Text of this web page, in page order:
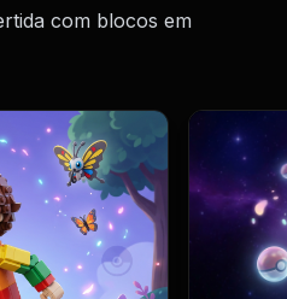
com blocos em